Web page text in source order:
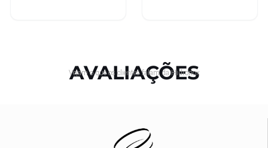
AVALIAÇÕES
Vejam o que os clientes falam da Hidronox